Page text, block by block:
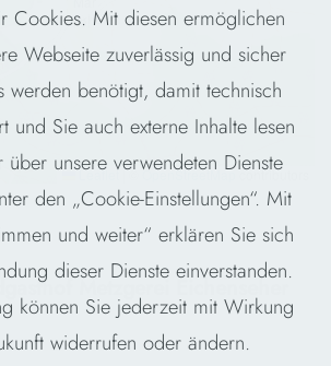
Leaflet |© OpenStreetMapcontributors
Metzgerei Eichenseher
Cookies. Mit diesen ermöglichen
Webseite zuverlässig und sicher
werden benötigt, damit technisch
und Sie auch externe Inhalte lesen
über unsere verwendeten Dienste
den „Cookie-Einstellungen“. Mit
und weiter“ erklären Sie sich
dieser Dienste einverstanden.
können Sie jederzeit mit Wirkung
widerrufen oder ändern.